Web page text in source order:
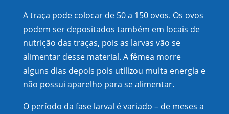
A traça pode colocar de 50 a 150 ovos. Os ovos
podem ser depositados também em locais de
nutrição das traças, pois as larvas vão se
alimentar desse material. A fêmea morre
alguns dias depois pois utilizou muita energia e
não possui aparelho para se alimentar.
O período da fase larval é variado – de meses a